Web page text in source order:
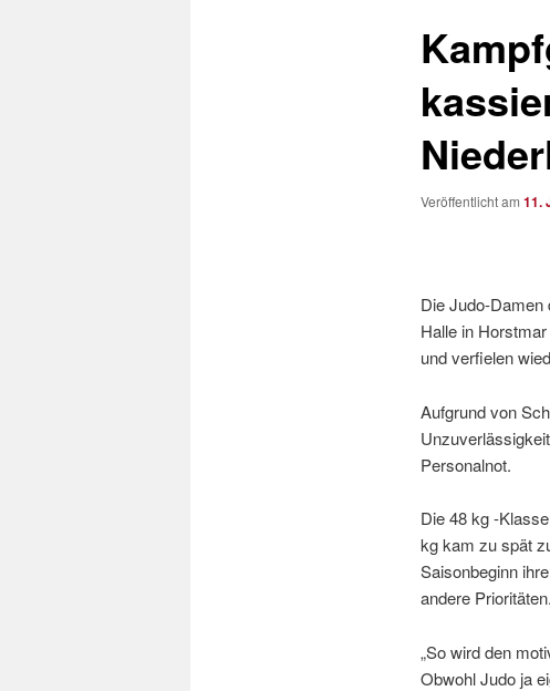
Veröffentlicht am 11.
Die Judo-
Halle in
und verfielen
Aufgrund von
Personalnot.
Die 48 kg -
kg kam zu spät
Saisonbeginn
andere Prioritäten.
„So wird den
Obwohl Judo ja